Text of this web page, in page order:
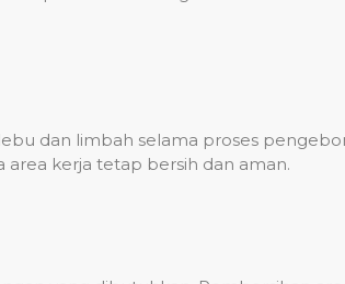
dan limbah selama proses
kerja tetap bersih dan aman.